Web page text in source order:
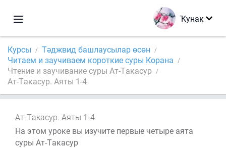
Ҡунак
Курсы
Тәджвид башлаусылар өсөн
Читаем и заучиваем короткие суры Корана
Чтение и заучивание суры Ат-Такасур
Ат-Такасур. Аяты 1-4
Ат-Такасур. Аяты 1-4
На этом уроке вы изучите первые четыре аята
суры Ат-Такасур